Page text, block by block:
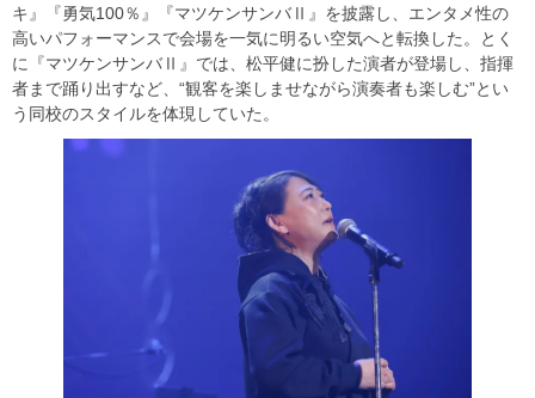
キ』『勇気100％』『マツケンサンバⅡ』を披露し、エンタメ性の
高いパフォーマンスで会場を一気に明るい空気へと転換した。とく
に『マツケンサンバⅡ』では、松平健に扮した演者が登場し、指揮
者まで踊り出すなど、“観客を楽しませながら演奏者も楽しむ”とい
う同校のスタイルを体現していた。